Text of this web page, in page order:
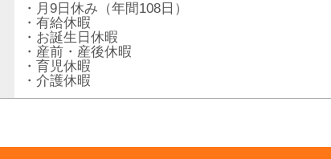
・月9日休み（年間108日）
・有給休暇
・お誕生日休暇
・産前・産後休暇
・育児休暇
・介護休暇